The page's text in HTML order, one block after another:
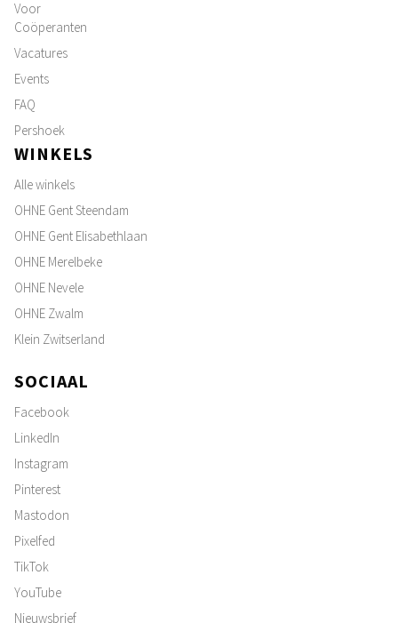
Voor
Coöperanten
Vacatures
Events
FAQ
Pershoek
WINKELS
Alle winkels
OHNE Gent Steendam
OHNE Gent Elisabethlaan
OHNE Merelbeke
OHNE Nevele
OHNE Zwalm
Klein Zwitserland
SOCIAAL
Facebook
LinkedIn
Instagram
Pinterest
Mastodon
Pixelfed
TikTok
YouTube
Nieuwsbrief